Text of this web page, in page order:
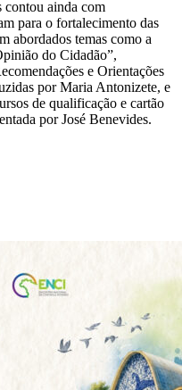
ainda com
para o fortalecimento das
abordados temas como a
do Cidadão”,
e Orientações
por Maria Antonizete, e
de qualificação e cartão
por José Benevides.